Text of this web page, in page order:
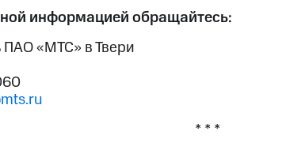
информацией обращайтесь:
ПАО «МТС» в Твери
* * *